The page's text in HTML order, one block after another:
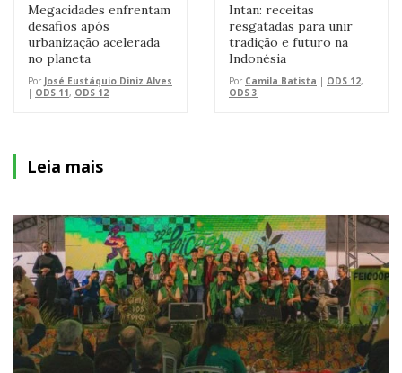
Megacidades enfrentam
desafios após
urbanização acelerada
no planeta
Por José Eustáquio Diniz Alves
| ODS 11, ODS 12
Intan: receitas
resgatadas para unir
tradição e futuro na
Indonésia
Por Camila Batista | ODS 12,
ODS 3
Leia mais